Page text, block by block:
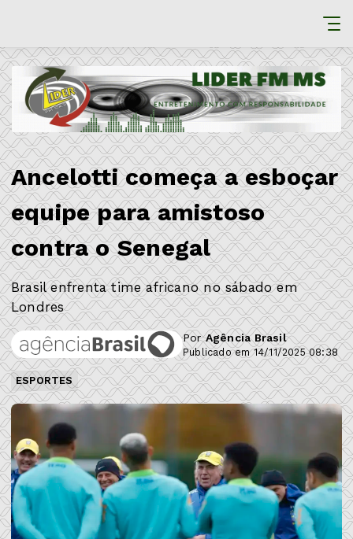
Ancelotti começa a esboçar
equipe para amistoso
contra o Senegal
Brasil enfrenta time africano no sábado em
Londres
PorAgência Brasil
Publicado em 14/11/2025 08:38
ESPORTES